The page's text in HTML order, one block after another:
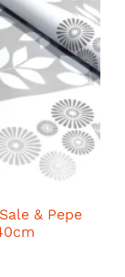
& Pepe